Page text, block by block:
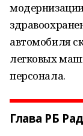
автомобиля
легковых
персонала.
Глава РБ